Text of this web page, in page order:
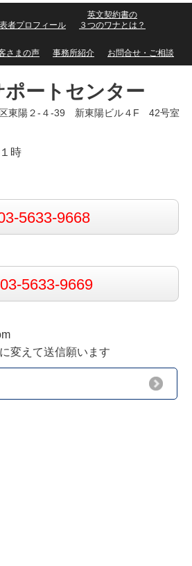
者プロフィール
英文契約書の
３つのワナとは？
さまの声 事務所紹介 お問合せ・ご相談
ートセンター
東陽２-４-39 新東陽ビル４F 42号室
時
5633-9668
03-5633-9669
えて送信願います